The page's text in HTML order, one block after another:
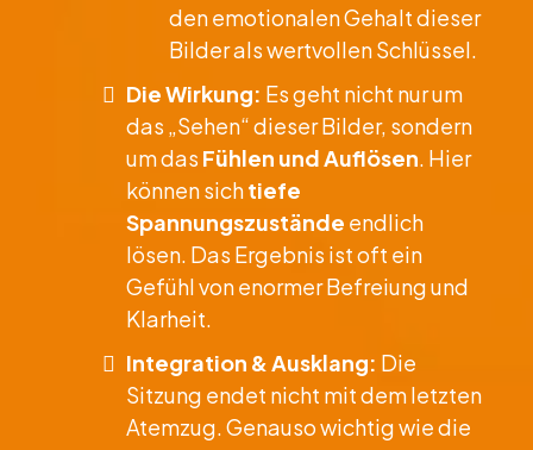
den emotionalen Gehalt dieser
Bilder als wertvollen Schlüssel.
​Die Wirkung: Es geht nicht nur um
das „Sehen“ dieser Bilder, sondern
um das Fühlen und Auflösen. Hier
können sichtiefe
Spannungszustände endlich
lösen. Das Ergebnis ist oft ein
Gefühl von enormer Befreiung und
Klarheit.
Integration & Ausklang: Die
Sitzung endet nicht mit dem letzten
Atemzug. Genauso wichtig wie die